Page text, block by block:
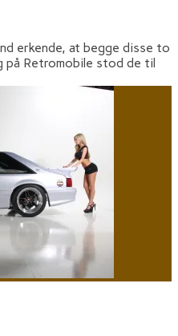
erkende, at begge disse to
Retromobile stod de til